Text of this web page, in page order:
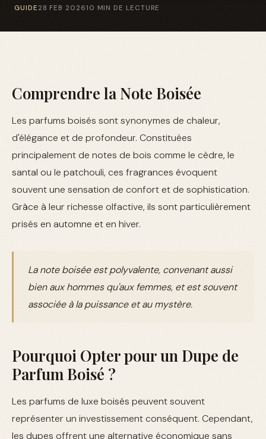
GUIDE 28 FEB 202610 MIN DE LECTURE
Comprendre la Note Boisée
Les parfums boisés sont synonymes de chaleur,
d'élégance et de profondeur. Constituées
principalement de notes de bois comme le cèdre, le
santal ou le patchouli, ces fragrances évoquent
souvent une sensation de confort et de sophistication.
Grâce à leur richesse olfactive, ils sont particulièrement
prisés en automne et en hiver.
La note boisée est polyvalente, convenant aussi
bien aux hommes qu'aux femmes, et est souvent
associée à la puissance et au mystère.
Pourquoi Opter pour un Dupe de
Parfum Boisé ?
Les parfums de luxe boisés peuvent souvent
représenter un investissement conséquent. Cependant,
les dupes offrent une alternative économique sans